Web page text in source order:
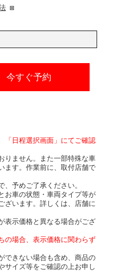
今すぐ予約
「日程選択画面」にてご確認
りません。また一部特殊な車
ます。作業前に、取付店舗で
予めご了承ください。
お車の状態・車両タイプ等が
ざいます。詳しくは、店舗に
表示価格と異なる場合がござ
の場合、表示価格に関わらず
できない場合も含め、商品の
サイズ等をご確認の上お申し